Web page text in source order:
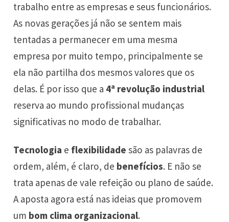
trabalho entre as empresas e seus funcionários.
As novas gerações já não se sentem mais
tentadas a permanecer em uma mesma
empresa por muito tempo, principalmente se
ela não partilha dos mesmos valores que os
delas. É por isso que a 4ª revolução industrial
reserva ao mundo profissional mudanças
significativas no modo de trabalhar.
Tecnologia e flexibilidade são as palavras de
ordem, além, é claro, de benefícios. E não se
trata apenas de vale refeição ou plano de saúde.
A aposta agora está nas ideias que promovem
um bom clima organizacional.